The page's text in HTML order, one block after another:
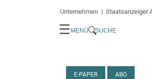
Unternehmen Staatsanzeiger
☰ MENÜ SUCHE
E-PAPER ABO